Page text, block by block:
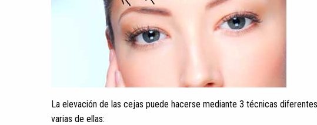
La elevación de las cejas puede hacerse mediante 3 técnicas
varias de ellas: